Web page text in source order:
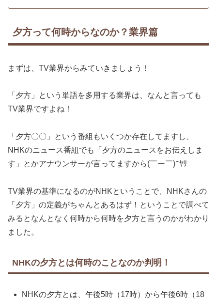
夕方って何時からなのか？業界篇
まずは、TV業界からみていきましょう！
「夕方」という単語を多用する業界は、なんと言っても
TV業界ですよね！
「夕方〇〇」という番組もいくつか存在してますし、
NHKのニュース番組でも「夕方のニュースをお伝えしま
す」とかアナウンサーが言ってますから(￣ー￣)ﾆﾔﾘ
TV業界の基準になるのがNHKということで、NHKさんの
「夕方」の定義がちゃんとあるはず！ということで調べて
みるとなんとなく何時から何時を夕方と言うのかがわかり
ました。
NHKの夕方とは何時のことなのか判明！
NHKの夕方とは、午後5時（17時）から午後6時（18